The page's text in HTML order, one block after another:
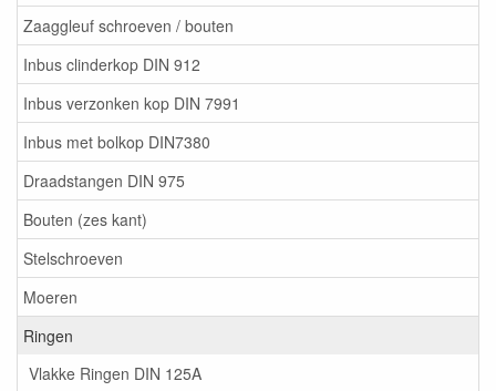
Zaaggleuf schroeven / bouten
Inbus clinderkop DIN 912
Inbus verzonken kop DIN 7991
Inbus met bolkop DIN7380
Draadstangen DIN 975
Bouten (zes kant)
Stelschroeven
Moeren
Ringen
Vlakke Ringen DIN 125A